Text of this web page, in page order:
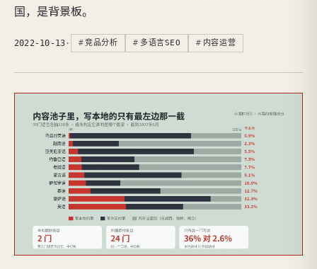
国，是背景板。
2022-10-13 · 竞品分析 多语言SEO 内容运营